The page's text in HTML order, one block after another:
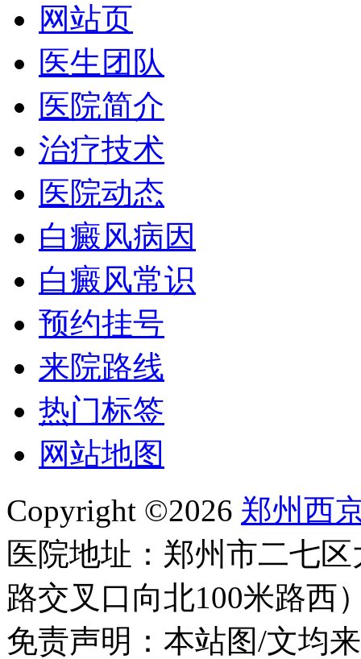
网站页
医生团队
医院简介
治疗技术
医院动态
白癜风病因
白癜风常识
预约挂号
来院路线
热门标签
网站地图
Copyright ©2026 郑州西
医院地址：郑州市二七
路交叉口向北100米路西
免责声明：本站图/文均